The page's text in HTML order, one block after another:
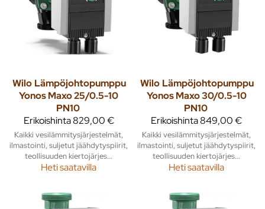
Wilo Lämpöjohtopumppu
Yonos Maxo 25/0.5-10
PN10
Erikoishinta829,00 €
Kaikki vesilämmitysjärjestelmät,
ilmastointi, suljetut jäähdytyspiirit,
teollisuuden kiertojärjes...
Heti saatavilla
Wilo Lämpöjohtopumppu
Yonos Maxo 30/0.5-10
PN10
Erikoishinta849,00 €
Kaikki vesilämmitysjärjestelmät,
ilmastointi, suljetut jäähdytyspiirit,
teollisuuden kiertojärjes...
Heti saatavilla